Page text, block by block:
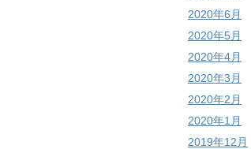
2020年6月
2020年5月
2020年4月
2020年3月
2020年2月
2020年1月
2019年12月